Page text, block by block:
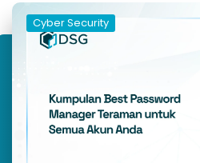
Cyber Security